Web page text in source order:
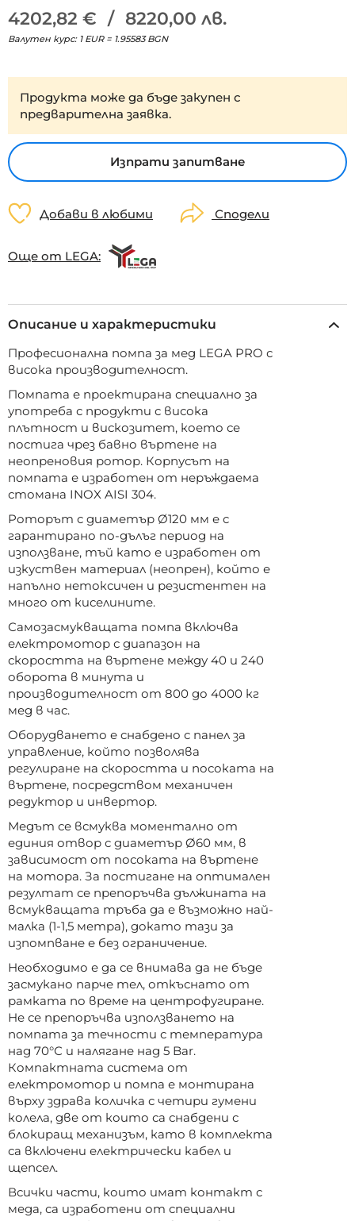
4202,82 € / 8220,00 лв.
Валутен курс: 1 EUR = 1.95583 BGN
Продукта може да бъде закупен с
предварителна заявка.
Изпрати запитване
Добави в любими Сподели
Още от LEGA:
Описание и характеристики
Професионална помпа за мед LEGA PRO с
висока производителност.
Помпата е проектирана специално за
употреба с продукти с висока
плътност и вискозитет, което се
постига чрез бавно въртене на
неопреновия ротор. Корпусът на
помпата е изработен от неръждаема
стомана INOX AISI 304.
Роторът с диаметър Ø120 мм е с
гарантирано по-дълъг период на
използване, тъй като е изработен от
изкуствен материал (неопрен), който е
напълно нетоксичен и резистентен на
много от киселините.
Самозасмукващата помпа включва
електромотор с диапазон на
скоростта на въртене между 40 и 240
оборота в минута и
производителност от 800 до 4000 кг
мед в час.
Оборудването е снабдено с панел за
управление, който позволява
регулиране на скоростта и посоката на
въртене, посредством механичен
редуктор и инвертор.
Медът се всмуква моментално от
единия отвор с диаметър Ø60 мм, в
зависимост от посоката на въртене
на мотора. За постигане на оптимален
резултат се препоръчва дължината на
всмукващата тръба да е възможно най-
малка (1-1,5 метра), докато тази за
изпомпване е без ограничение.
Необходимо е да се внимава да не бъде
засмукано парче тел, откъснато от
рамката по време на центрофугиране.
Не се препоръчва използването на
помпата за течности с температура
над 70°С и налягане над 5 Bar.
Компактната система от
електромотор и помпа е монтирана
върху здрава количка с четири гумени
колела, две от които са снабдени с
блокиращ механизъм, като в комплекта
са включени електрически кабел и
щепсел.
Всички части, които имат контакт с
меда, са изработени от специални